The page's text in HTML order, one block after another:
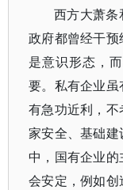
西方大萧条
政府都曾经干
是意识形态，
要。私有企业
有急功近利，
家安全、基础
中，国有企业
会安定，例如